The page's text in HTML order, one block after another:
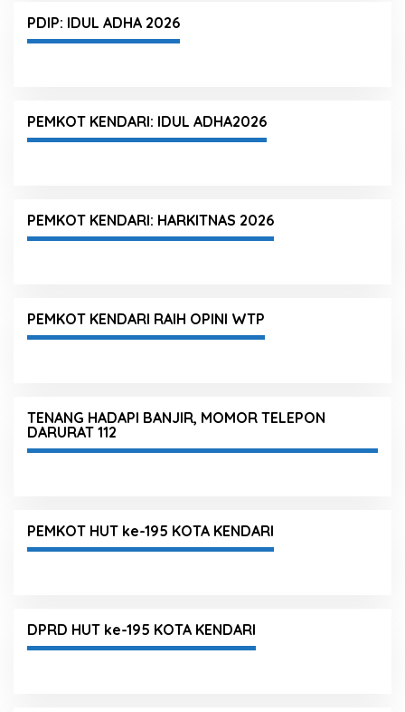
PDIP: IDUL ADHA 2026
PEMKOT KENDARI: IDUL ADHA2026
PEMKOT KENDARI: HARKITNAS 2026
PEMKOT KENDARI RAIH OPINI WTP
TENANG HADAPI BANJIR, MOMOR TELEPON
DARURAT 112
PEMKOT HUT ke-195 KOTA KENDARI
DPRD HUT ke-195 KOTA KENDARI